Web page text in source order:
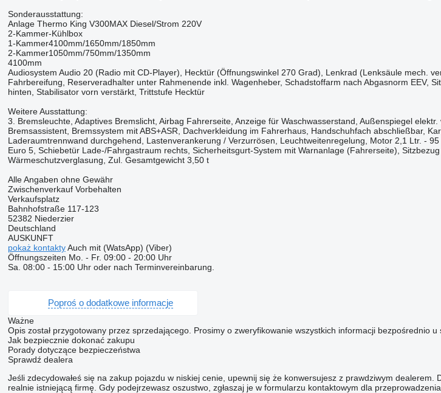
Sonderausstattung:
Anlage Thermo King V300MAX Diesel/Strom 220V
2-Kammer-Kühlbox
1-Kammer4100mm/1650mm/1850mm
2-Kammer1050mm/750mm/1350mm
4100mm
Audiosystem Audio 20 (Radio mit CD-Player), Hecktür (Öffnungswinkel 270 Grad), Lenkrad (Lenksäule mech.
Fahrbereifung, Reserveradhalter unter Rahmenende inkl. Wagenheber, Schadstoffarm nach Abgasnorm EEV,
hinten, Stabilisator vorn verstärkt, Trittstufe Hecktür
Weitere Ausstattung:
3. Bremsleuchte, Adaptives Bremslicht, Airbag Fahrerseite, Anzeige für Waschwasserstand, Außenspiegel
Bremsassistent, Bremssystem mit ABS+ASR, Dachverkleidung im Fahrerhaus, Handschuhfach abschließbar,
Laderaumtrennwand durchgehend, Lastenverankerung / Verzurrösen, Leuchtweitenregelung, Motor 2,1 Ltr. -
Euro 5, Schiebetür Lade-/Fahrgastraum rechts, Sicherheitsgurt-System mit Warnanlage (Fahrerseite),
Wärmeschutzverglasung, Zul. Gesamtgewicht 3,50 t
Alle Angaben ohne Gewähr
Zwischenverkauf Vorbehalten
Verkaufsplatz
Bahnhofstraße 117-123
52382 Niederzier
Deutschland
AUSKUNFT
pokaż kontaktyAuch mit (WatsApp) (Viber)
Öffnungszeiten Mo. - Fr. 09:00 - 20:00 Uhr
Sa. 08:00 - 15:00 Uhr oder nach Terminvereinbarung.
Poproś o dodatkowe informacje
Ważne
Opis został przygotowany przez sprzedającego. Prosimy o zweryfikowanie wszystkich informacji bezpośrednio u
Jak bezpiecznie dokonać zakupu
Porady dotyczące bezpieczeństwa
Sprawdź dealera
Jeśli zdecydowałeś się na zakup pojazdu w niskiej cenie, upewnij się że konwersujesz z prawdziwym
realnie istniejącą firmę. Gdy podejrzewasz oszustwo, zgłaszaj je w formularzu kontaktowym dla